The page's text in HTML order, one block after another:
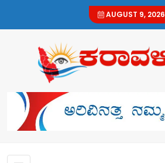
AUGUST 9, 2026